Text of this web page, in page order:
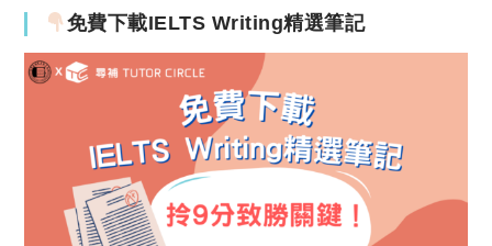
免費下載IELTS Writing精選筆記